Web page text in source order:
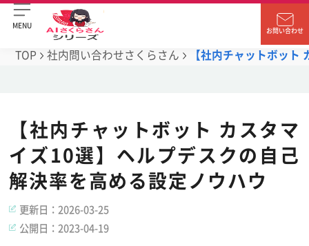
MENU
お問い合わせ
TOP 社内問い合わせさくらさん 【社内チャットボッ
【社内チャットボット カスタマ
イズ10選】ヘルプデスクの自己
解決率を高める設定ノウハウ
更新日：2026-03-25
公開日：2023-04-19